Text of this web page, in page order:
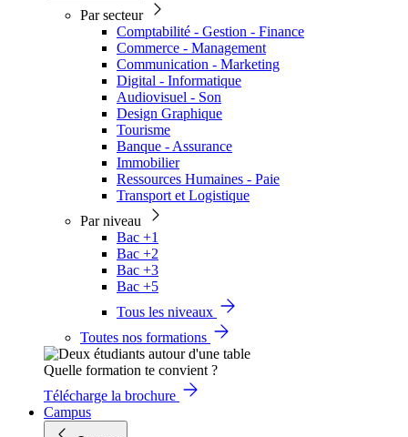
Par secteur
Comptabilité - Gestion - Finance
Commerce - Management
Communication - Marketing
Digital - Informatique
Audiovisuel - Son
Design Graphique
Tourisme
Banque - Assurance
Immobilier
Ressources Humaines - Paie
Transport et Logistique
Par niveau
Bac +1
Bac +2
Bac +3
Bac +5
Tous les niveaux
Toutes nos formations
Quelle formation te convient ?
Télécharge la brochure
Campus